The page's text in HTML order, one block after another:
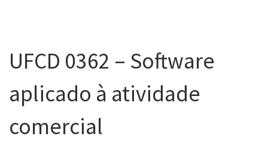
UFCD 0362 – Software
aplicado à atividade
comercial